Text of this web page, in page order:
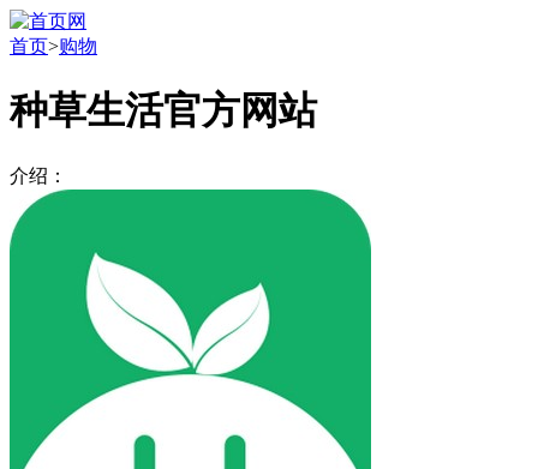
首页>购物
种草生活官方网站
介绍：